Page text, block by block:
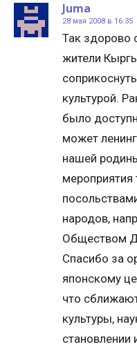
Juma
28 мая 2008 в 16:35
Так здорово
жители
культурой.
было
может
нашей
мероприятия
народов,
Обществом
Спасибо за
японскому
что
культуры,